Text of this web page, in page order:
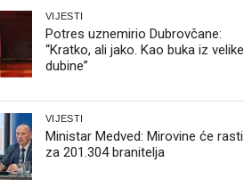
VIJESTI
Potres uznemirio Dubrovčane:
“Kratko, ali jako. Kao buka iz velike
dubine”
VIJESTI
Ministar Medved: Mirovine će rasti
za 201.304 branitelja